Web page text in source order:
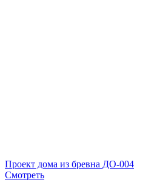
Проект дома из бревна ДО-004
Смотреть